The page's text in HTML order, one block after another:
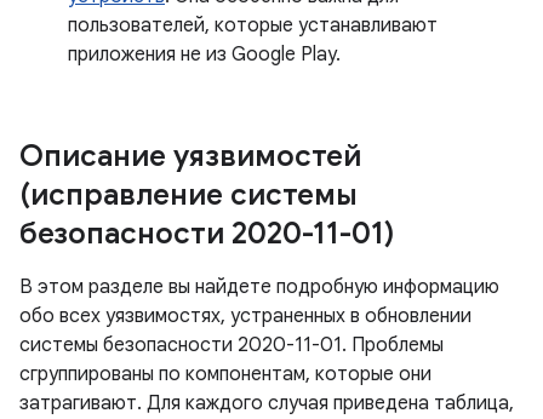
пользователей, которые устанавливают
приложения не из Google Play.
Описание уязвимостей
(исправление системы
безопасности 2020-11-01)
В этом разделе вы найдете подробную информацию
обо всех уязвимостях, устраненных в обновлении
системы безопасности 2020-11-01. Проблемы
сгруппированы по компонентам, которые они
затрагивают. Для каждого случая приведена таблица,